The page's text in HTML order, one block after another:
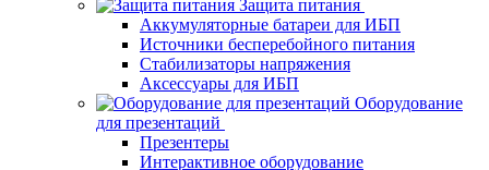
Защита питания
Аккумуляторные батареи для ИБП
Источники бесперебойного питания
Стабилизаторы напряжения
Аксессуары для ИБП
Оборудование
для презентаций
Презентеры
Интерактивное оборудование